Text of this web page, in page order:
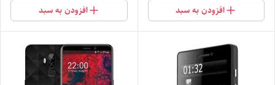
افزودن به سبد افزودن به سبد